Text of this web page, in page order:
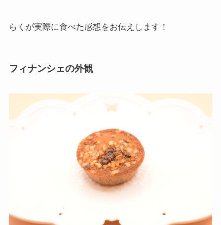
らくが実際に食べた感想をお伝えします！
フィナンシェの外観